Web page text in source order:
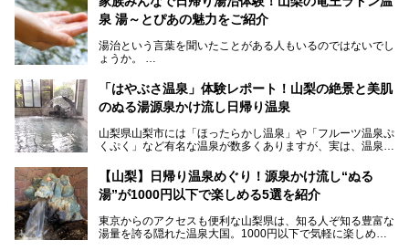
じめ、湯治棟である「別館神泉」を中心に「古湯坊 源泉
舘」の全貌を徹底紹介します。
しかし、最大の魅力は“温泉そのもの”でしょう。自家源泉を
統の単純温泉は、入浴すると実にサッパリ爽快。日帰り入浴
不可なこともあり、全国の温泉ファンがこの温泉を求めて
では循環濾過の沸かし湯が一般的ですが、ここは本物の極上
温泉。まさに価格破壊と言えるクオリティです。
室や無料朝食などをご紹介。温泉通が口を揃えて絶賛する神
コスパ宿の全貌を徹底解説します！
泉 湯～とぴあの魅力をご紹介
湯治という言葉を聞いたことがある人もいるのではないでし
ょうか。
なかなか体験できない、湯治体験が日帰りでできる温浴施設
が山梨にあります。
ぴあ」の魅力をご紹介します。
提供元：株式会社湯ーとぴあ【PR】
この記事は株式会社湯ーとぴあのPRレポート記事です。
「はやぶさ温泉」体験レポート！山梨の絶景と美肌
のぬる湯源泉かけ流し日帰り温泉
山梨県山梨市には「ほったらかし温泉」や「フルーツ温泉ぷ
くぷく」など有名な温泉が数多くありますが、実は、温泉マ
です。今回紹介する「はやぶさ温泉」も、そのひとつ。温泉
はもちろん、絶景や地元食材を活かしたグルメも堪能できま
す。
します。
【山梨】日帰り温泉めぐり！源泉かけ流し“ぬる
湯”が1000円以下で楽しめる5選を紹介
東京からのアクセスも便利な山梨県は、知る人ぞ知る豊富な
湯量を誇る隠れた温泉大国。1000円以下で気軽に楽しめ